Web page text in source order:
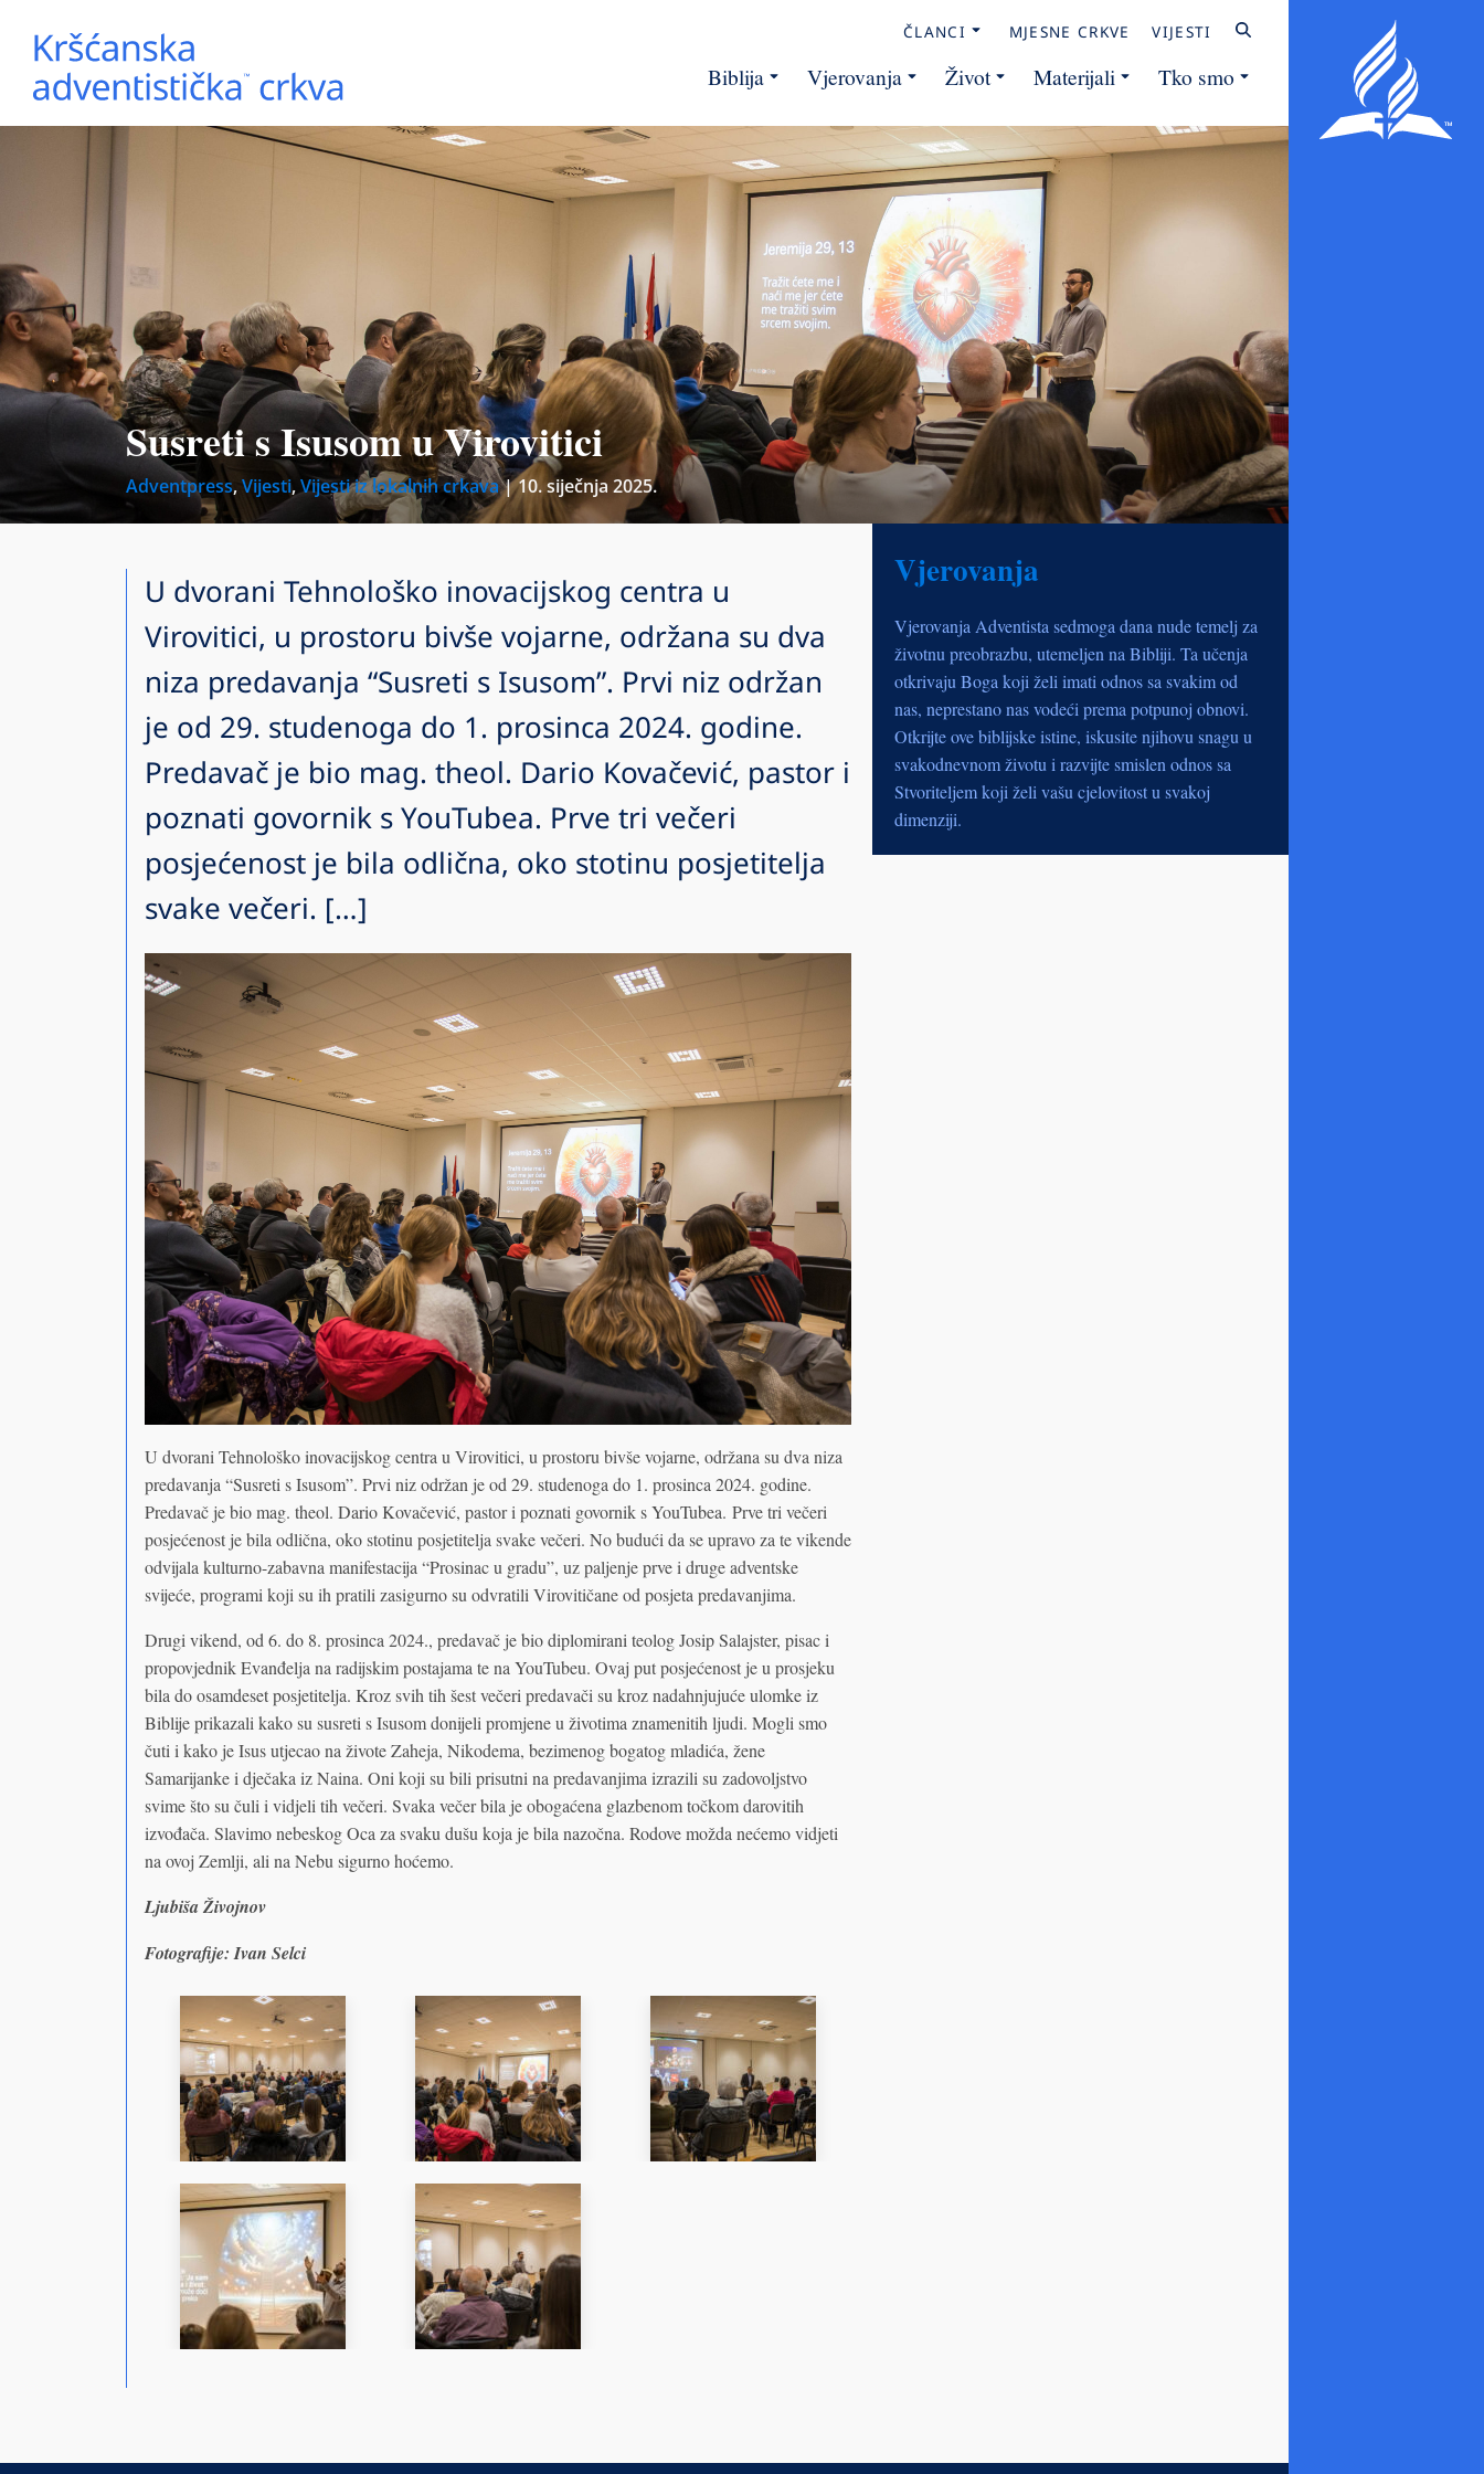
ČLANCI MJESNE CRKVE VIJESTI
Biblija Vjerovanja Život Materijali Tko smo
Susreti s Isusom u Virovitici
Adventpress,Vijesti,Vijesti iz lokalnih crkava|10. siječnja 2025.
U dvorani Tehnološko inovacijskog centra u
Virovitici, u prostoru bivše vojarne, održana su dva
niza predavanja “Susreti s Isusom”. Prvi niz održan
je od 29. studenoga do 1. prosinca 2024. godine.
Predavač je bio mag. theol. Dario Kovačević, pastor i
poznati govornik s YouTubea. Prve tri večeri
posjećenost je bila odlična, oko stotinu posjetitelja
svake večeri. […]
U dvorani Tehnološko inovacijskog centra u Virovitici, u prostoru bivše vojarne, održana su dva niza
predavanja “Susreti s Isusom”. Prvi niz održan je od 29. studenoga do 1. prosinca 2024. godine.
Predavač je bio mag. theol. Dario Kovačević, pastor i poznati govornik s YouTubea. Prve tri večeri
posjećenost je bila odlična, oko stotinu posjetitelja svake večeri. No budući da se upravo za te vikende
odvijala kulturno-zabavna manifestacija “Prosinac u gradu”, uz paljenje prve i druge adventske
svijeće, programi koji su ih pratili zasigurno su odvratili Virovitičane od posjeta predavanjima.
Drugi vikend, od 6. do 8. prosinca 2024., predavač je bio diplomirani teolog Josip Salajster, pisac i
propovjednik Evanđelja na radijskim postajama te na YouTubeu. Ovaj put posjećenost je u prosjeku
bila do osamdeset posjetitelja. Kroz svih tih šest večeri predavači su kroz nadahnjujuće ulomke iz
Biblije prikazali kako su susreti s Isusom donijeli promjene u životima znamenitih ljudi. Mogli smo
čuti i kako je Isus utjecao na živote Zaheja, Nikodema, bezimenog bogatog mladića, žene
Samarijanke i dječaka iz Naina. Oni koji su bili prisutni na predavanjima izrazili su zadovoljstvo
svime što su čuli i vidjeli tih večeri. Svaka večer bila je obogaćena glazbenom točkom darovitih
izvođača. Slavimo nebeskog Oca za svaku dušu koja je bila nazočna. Rodove možda nećemo vidjeti
na ovoj Zemlji, ali na Nebu sigurno hoćemo.
Ljubiša Živojnov
Fotografije: Ivan Selci
Vjerovanja
Vjerovanja Adventista sedmoga dana nude temelj za
životnu preobrazbu, utemeljen na Bibliji. Ta učenja
otkrivaju Boga koji želi imati odnos sa svakim od
nas, neprestano nas vodeći prema potpunoj obnovi.
Otkrijte ove biblijske istine, iskusite njihovu snagu u
svakodnevnom životu i razvijte smislen odnos sa
Stvoriteljem koji želi vašu cjelovitost u svakoj
dimenziji.